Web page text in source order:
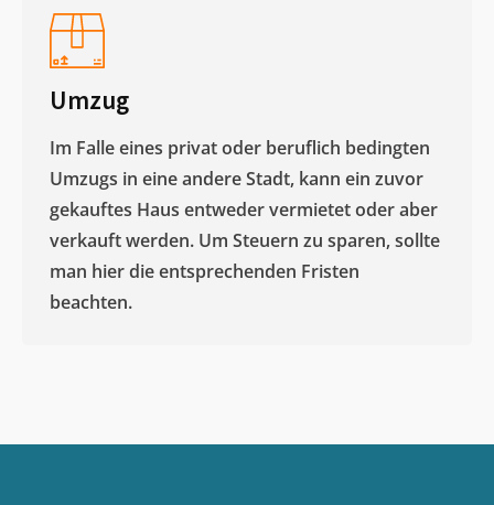
Umzug
Im Falle eines privat oder beruflich bedingten
Umzugs in eine andere Stadt, kann ein zuvor
gekauftes Haus entweder vermietet oder aber
verkauft werden. Um Steuern zu sparen, sollte
man hier die entsprechenden Fristen
beachten.